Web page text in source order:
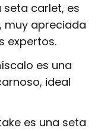
seta carlet, es
muy apreciada
expertos.
es una
ideal
es una seta